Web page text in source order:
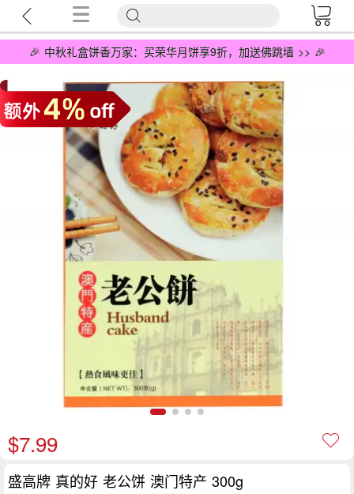
🎉 中秋礼盒饼香万家：买荣华月饼享9折，加送佛跳墙 >> 🎉
$7.99
盛高牌 真的好 老公饼 澳门特产 300g